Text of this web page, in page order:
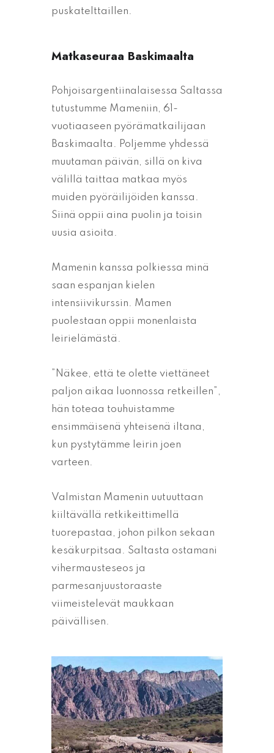
puskatelttaillen.
Matkaseuraa Baskimaalta
Pohjoisargentiinalaisessa Saltassa
tutustumme Mameniin, 61-
vuotiaaseen pyörämatkailijaan
Baskimaalta. Poljemme yhdessä
muutaman päivän, sillä on kiva
välillä taittaa matkaa myös
muiden pyöräilijöiden kanssa.
Siinä oppii aina puolin ja toisin
uusia asioita.
Mamenin kanssa polkiessa minä
saan espanjan kielen
intensiivikurssin. Mamen
puolestaan oppii monenlaista
leirielämästä.
”Näkee, että te olette viettäneet
paljon aikaa luonnossa retkeillen”,
hän toteaa touhuistamme
ensimmäisenä yhteisenä iltana,
kun pystytämme leirin joen
varteen.
Valmistan Mamenin uutuuttaan
kiiltävällä retkikeittimellä
tuorepastaa, johon pilkon sekaan
kesäkurpitsaa. Saltasta ostamani
vihermausteseos ja
parmesanjuustoraaste
viimeistelevät maukkaan
päivällisen.